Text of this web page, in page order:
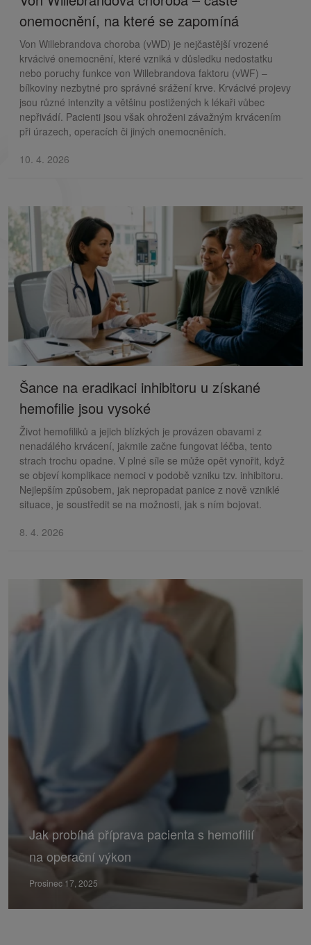
onemocnění, na které se zapomíná
Von Willebrandova choroba (vWD) je nejčastější vrozené
krvácivé onemocnění, které vzniká v důsledku nedostatku
nebo poruchy funkce von Willebrandova faktoru (vWF) –
bílkoviny nezbytné pro správné srážení krve. Krvácivé projevy
jsou různé intenzity a většinu postižených k lékaři vůbec
nepřivádí. Pacienti jsou však ohroženi závažným krvácením
při úrazech, operacích či jiných onemocněních.
10. 4. 2026
Šance na eradikaci inhibitoru u získané
hemofilie jsou vysoké
Život hemofiliků a jejich blízkých je provázen obavami z
nenadálého krvácení, jakmile začne fungovat léčba, tento
strach trochu opadne. V plné síle se může opět vynořit, když
se objeví komplikace nemoci v podobě vzniku tzv. inhibitoru.
Nejlepším způsobem, jak nepropadat panice z nově vzniklé
situace, je soustředit se na možnosti, jak s ním bojovat.
8. 4. 2026
Jak probíhá příprava pacienta s hemofilií
na operační výkon
Prosinec 17, 2025